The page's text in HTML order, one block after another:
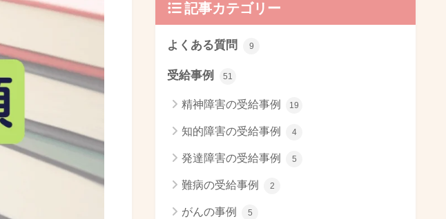
記事カテゴリー
よくある質問 9
受給事例 51
精神障害の受給事例 19
知的障害の受給事例 4
発達障害の受給事例 5
難病の受給事例 2
がんの事例 5